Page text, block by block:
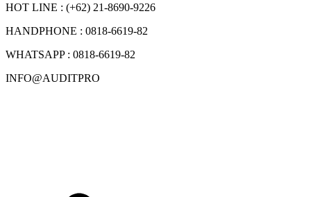
HOT LINE : (+62) 21-8690-9226
HANDPHONE : 0818-6619-82
WHATSAPP : 0818-6619-82
INFO@AUDITPRO